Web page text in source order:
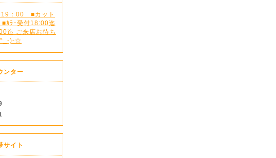
：00 ■カット
ｶﾗｰ受付18:00迄
迄 ご来店お待ち
)-☆
ンター
サイト